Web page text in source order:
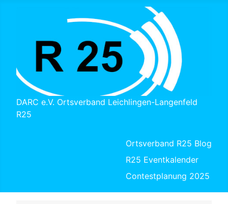
DARC e.V. Ortsverband Leichlingen-Langenfeld
R25
Ortsverband R25 Blog
R25 Eventkalender
Contestplanung 2025